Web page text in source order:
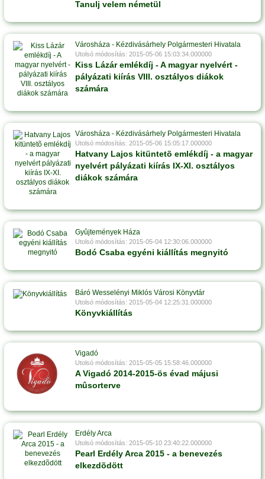
Tanulj velem németül
Városháza - Kézdivásárhely Polgármesteri Hivatala
Utolsó módosítás: 2015-05-06 15:03:34.000000
Kiss Lázár emlékdíj - A magyar nyelvért -
pályázati kiírás VIII. osztályos diákok
számára
Városháza - Kézdivásárhely Polgármesteri Hivatala
Utolsó módosítás: 2015-05-06 15:05:17.000000
Hatvany Lajos kitüntetõ emlékdíj - a magyar
nyelvért pályázati kiírás IX-XI. osztályos
diákok számára
Gyûjtemények Háza
Utolsó módosítás: 2015-05-04 12:30:06.000000
Bodó Csaba egyéni kiállítás megnyitó
Báró Wesselényi Miklós Városi Könyvtár
Utolsó módosítás: 2015-05-04 12:25:31.000000
Könyvkiállítás
Vigadó
Utolsó módosítás: 2015-05-05 15:58:46.000000
A Vigadó 2014-2015-ös évad májusi
mûsorterve
Erdély Arca
Utolsó módosítás: 2015-05-10 23:40:22.000000
Pearl Erdély Arca 2015 - a benevezés
elkezdõdött